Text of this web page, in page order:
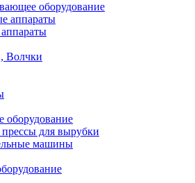
оборудование
аппараты
Волчки
оборудование
для вырубки
машины